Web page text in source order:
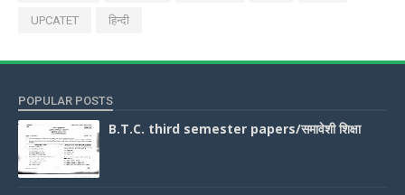
UPCATET हिन्दी
POPULAR POSTS
B.T.C. third semester papers/समावेशी शिक्षा